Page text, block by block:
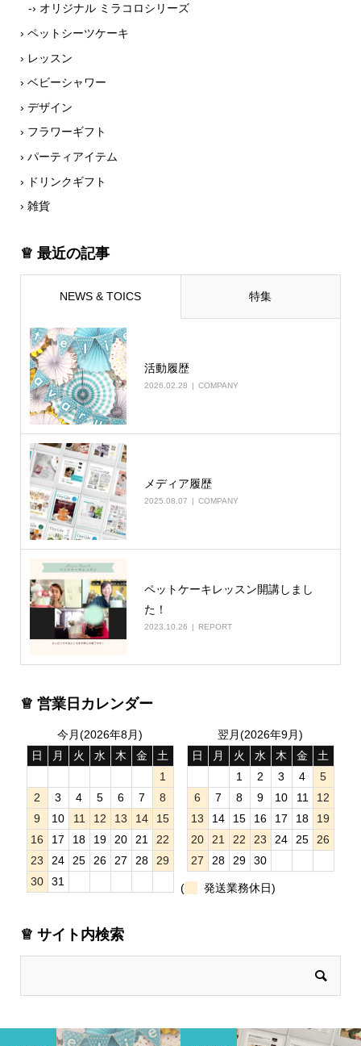
-› オリジナル ミラコロシリーズ
› ペットシーツケーキ
› レッスン
› ベビーシャワー
› デザイン
› フラワーギフト
› パーティアイテム
› ドリンクギフト
› 雑貨
♕ 最近の記事
NEWS & TOICS 特集
活動履歴
2026.02.28 COMPANY
メディア履歴
2025.08.07 COMPANY
ペットケーキレッスン開講しまし
た！
2023.10.26 REPORT
♕ 営業日カレンダー
今月(2026年8月)
日
月 火 水 木 金
土
1
2
3 4 5 6 7
8
9
10 11 12 13 14
15
16
17 18 19 20 21
22
23
24 25 26 27 28
29
30
31
翌月(2026年9月)
日
月 火 水 木 金
土
1
2 3 4
5
6
7 8 9 10 11
12
13
14 15 16 17 18
19
20
21 22 23 24 25
26
27
28 29 30
( 発送業務休日)
♕ サイト内検索